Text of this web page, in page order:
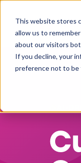
This website stores
allow us to
about our visitors
If you decline, your
preference not to be